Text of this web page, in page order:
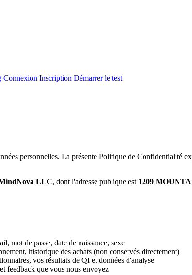
Connexion Inscription Démarrer le test
personnelles. La présente Politique de Confidentialité
LLC, dont l'adresse publique est 1209
mot de passe, date de naissance, sexe
historique des achats (non conservés directement)
vos résultats de QI et données d'analyse
feedback que vous nous envoyez